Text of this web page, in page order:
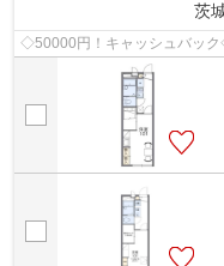
茨
◇50000円！キャッシュバッ